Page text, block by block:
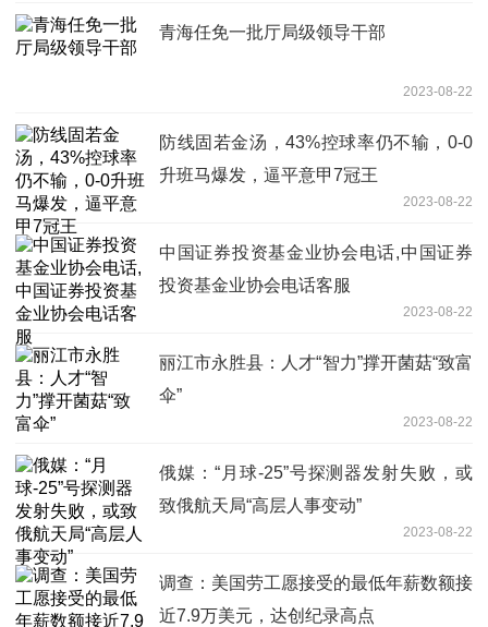
青海任免一批厅局级领导干部
2023-08-22
防线固若金汤，43%控球率仍不输，0-0
升班马爆发，逼平意甲7冠王
2023-08-22
中国证券投资基金业协会电话,中国证券
投资基金业协会电话客服
2023-08-22
丽江市永胜县：人才“智力”撑开菌菇“致富
伞”
2023-08-22
俄媒：“月球-25”号探测器发射失败，或
致俄航天局“高层人事变动”
2023-08-22
调查：美国劳工愿接受的最低年薪数额接
近7.9万美元，达创纪录高点